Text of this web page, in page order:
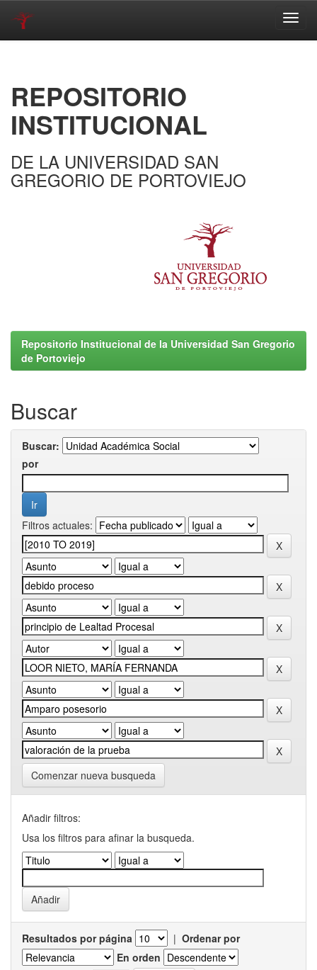
REPOSITORIO
INSTITUCIONAL
DE LA UNIVERSIDAD SAN
GREGORIO DE PORTOVIEJO
Repositorio Institucional de la Universidad San Gregorio
de Portoviejo
Buscar
Buscar:
por
Filtros actuales:
Comenzar nueva busqueda
Añadir filtros:
Usa los filtros para afinar la busqueda.
Resultados por página | Ordenar por
En orden